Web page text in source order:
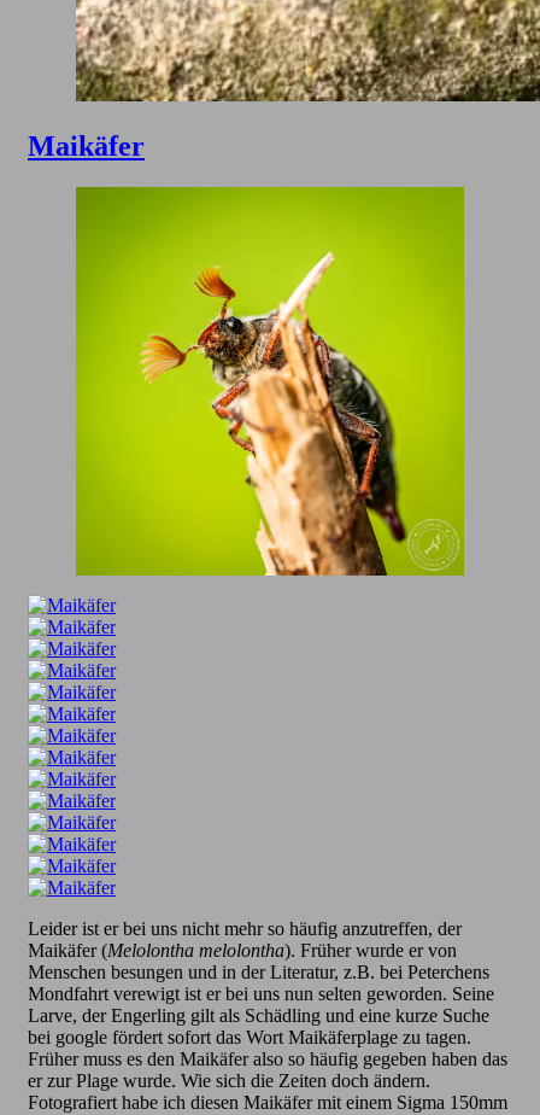
Maikäfer
Leider ist er bei uns nicht mehr so häufig anzutreffen, der
Maikäfer (Melolontha melolontha). Früher wurde er von
Menschen besungen und in der Literatur, z.B. bei Peterchens
Mondfahrt verewigt ist er bei uns nun selten geworden. Seine
Larve, der Engerling gilt als Schädling und eine kurze Suche
bei google fördert sofort das Wort Maikäferplage zu tagen.
Früher muss es den Maikäfer also so häufig gegeben haben das
er zur Plage wurde. Wie sich die Zeiten doch ändern.
Fotografiert habe ich diesen Maikäfer mit einem Sigma 150mm